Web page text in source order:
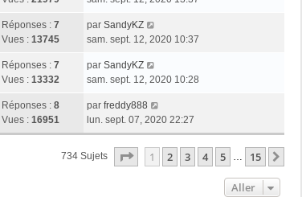
Réponses : 7
Vues : 13745
par SandyKZ
sam. sept. 12, 2020 10:37
Réponses : 7
Vues : 13332
par SandyKZ
sam. sept. 12, 2020 10:28
Réponses : 8
Vues : 16951
par freddy888
lun. sept. 07, 2020 22:27
734 Sujets Page Sur15
1 2 3 4 5 … 15
Aller